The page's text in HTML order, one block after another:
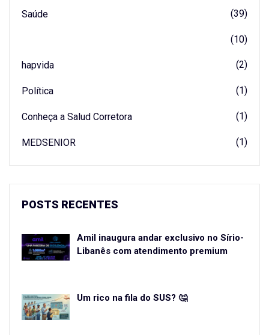
Saúde (39)
(10)
hapvida (2)
Política (1)
Conheça a Salud Corretora (1)
MEDSENIOR (1)
POSTS RECENTES
Amil inaugura andar exclusivo no Sírio-
Libanês com atendimento premium
Um rico na fila do SUS? 🤔